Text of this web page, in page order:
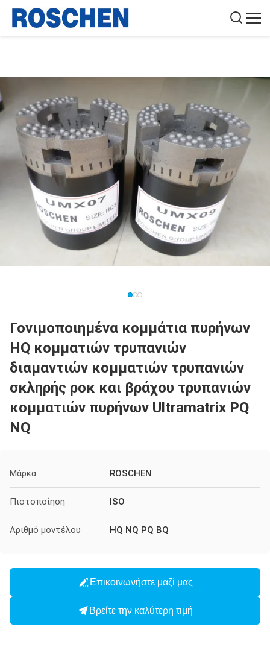
Γονιμοποιημένα κομμάτια πυρήνων
HQ κομματιών τρυπανιών
διαμαντιών κομματιών τρυπανιών
σκληρής ροκ και βράχου τρυπανιών
κομματιών πυρήνων Ultramatrix PQ
NQ
Μάρκα ROSCHEN
Πιστοποίηση ISO
Αριθμό μοντέλου HQ NQ PQ BQ
Επικοινωνήστε μαζί μας
Βρείτε την καλύτερη τιμή